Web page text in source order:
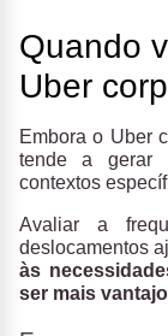
Quando
Uber
Embora o Uber
tende a gerar
contextos
Avaliar a
deslocamentos
às
ser mais